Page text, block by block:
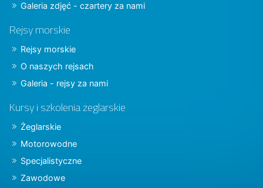
Galeria zdjęć - czartery za nami
Rejsy morskie
Rejsy morskie
O naszych rejsach
Galeria - rejsy za nami
Kursy i szkolenia żeglarskie
Żeglarskie
Motorowodne
Specjalistyczne
Zawodowe